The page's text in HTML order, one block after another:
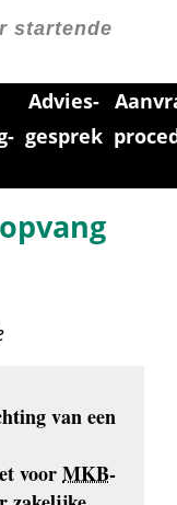
startende
Advies­
gesprek
van een
voor MKB-